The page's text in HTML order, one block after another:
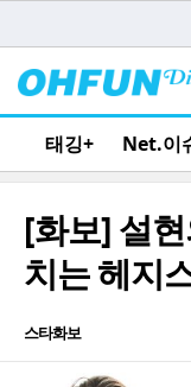
태깅+ Net.이
[화보] 설
치는 헤지
스타화보